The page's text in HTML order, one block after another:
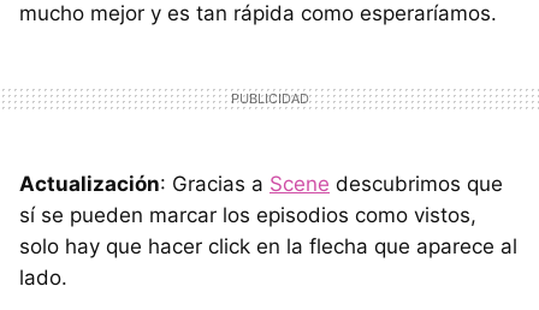
mucho mejor y es tan rápida como esperaríamos.
Actualización: Gracias a Scene descubrimos que
sí se pueden marcar los episodios como vistos,
solo hay que hacer click en la flecha que aparece al
lado.